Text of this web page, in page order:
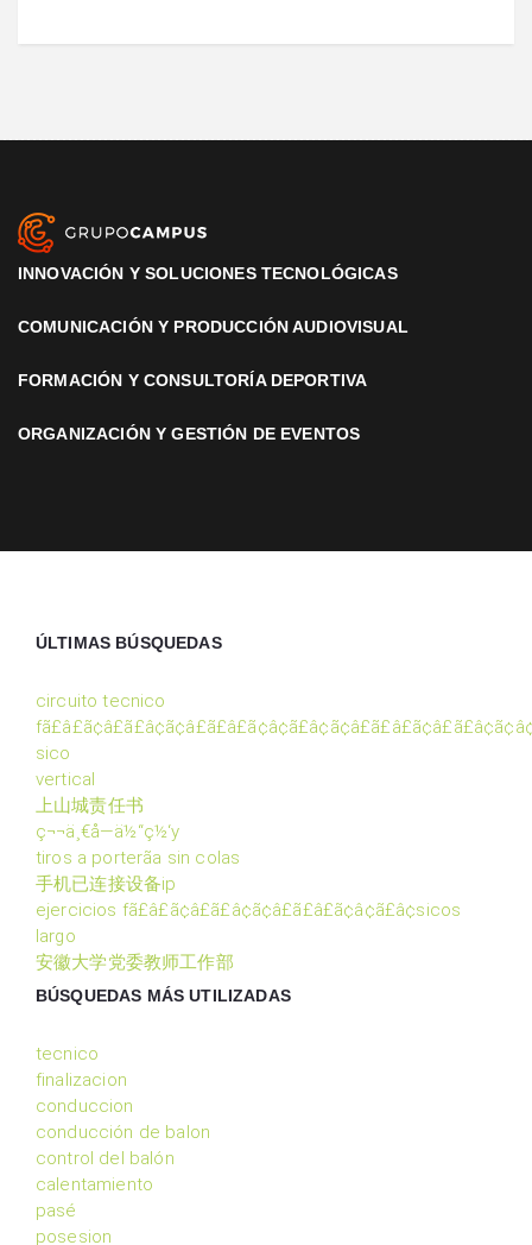
INNOVACIÓN Y SOLUCIONES TECNOLÓGICAS
COMUNICACIÓN Y PRODUCCIÓN AUDIOVISUAL
FORMACIÓN Y CONSULTORÍA DEPORTIVA
ORGANIZACIÓN Y GESTIÓN DE EVENTOS
ÚLTIMAS BÚSQUEDAS
circuito tecnico
sico
vertical
上山城责任书
ç¬¬ä¸€å­—ä½“ç½‘y
tiros a porterã­a sin colas
手机已连接设备ip
ejercicios fã£â£ã¢â£ã£â¢ã¢â£ã£â£ã¢â¢ã£â¢sicos
largo
安徽大学党委教师工作部
BÚSQUEDAS MÁS UTILIZADAS
tecnico
finalizacion
conduccion
conducción de balon
control del balón
calentamiento
pasé
posesion